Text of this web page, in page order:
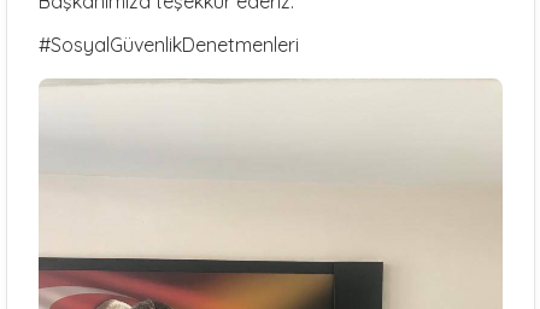
#SosyalGüvenlikDenetmenleri